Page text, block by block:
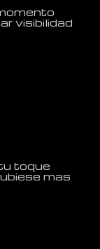
visibilidad
toque
mas